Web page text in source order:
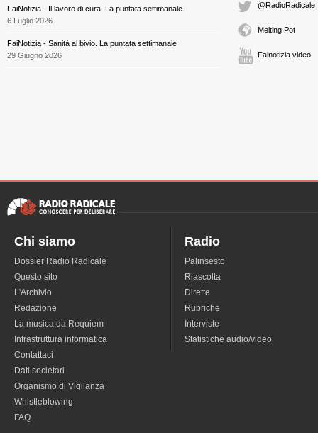
FaiNotizia - Il lavoro di cura. La puntata settimanale
6 Luglio 2026
FaiNotizia - Sanità al bivio. La puntata settimanale
29 Giugno 2026
@RadioRadicale
Melting Pot
Fainotizia video
Chi siamo
Dossier Radio Radicale
Questo sito
L'Archivio
Redazione
La musica da Requiem
Infrastruttura informatica
Contattaci
Dati societari
Organismo di Vigilanza
Whistleblowing
FAQ
Radio
Palinsesto
Riascolta
Dirette
Rubriche
Interviste
Statistiche audio/video